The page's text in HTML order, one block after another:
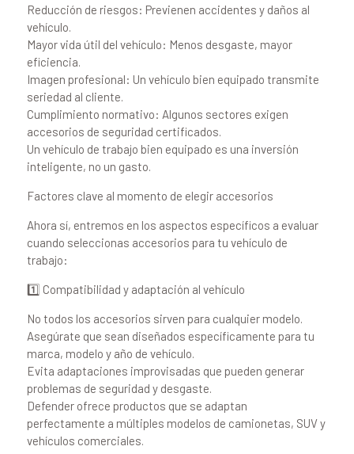
Reducción de riesgos: Previenen accidentes y daños al
vehículo.
Mayor vida útil del vehículo: Menos desgaste, mayor
eficiencia.
Imagen profesional: Un vehículo bien equipado transmite
seriedad al cliente.
Cumplimiento normativo: Algunos sectores exigen
accesorios de seguridad certificados.
Un vehículo de trabajo bien equipado es una inversión
inteligente, no un gasto.
Factores clave al momento de elegir accesorios
Ahora sí, entremos en los aspectos específicos a evaluar
cuando seleccionas accesorios para tu vehículo de
trabajo:
1️⃣ Compatibilidad y adaptación al vehículo
No todos los accesorios sirven para cualquier modelo.
Asegúrate que sean diseñados específicamente para tu
marca, modelo y año de vehículo.
Evita adaptaciones improvisadas que pueden generar
problemas de seguridad y desgaste.
Defender ofrece productos que se adaptan
perfectamente a múltiples modelos de camionetas, SUV y
vehículos comerciales.